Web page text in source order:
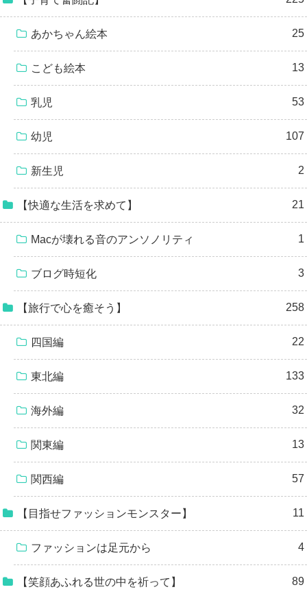
あかちゃん絵本 25
こども絵本 13
乳児 53
幼児 107
新生児 2
【快適な生活を求めて】 21
Macが壊れる音のアンソノリティ 1
ブログ時短化 3
【旅行で心を癒そう】 258
四国編 22
東北編 133
海外編 32
関東編 13
関西編 57
【目指せファッションモンスター】 11
ファッションは足元から 4
【笑顔あふれる世の中を祈って】 89